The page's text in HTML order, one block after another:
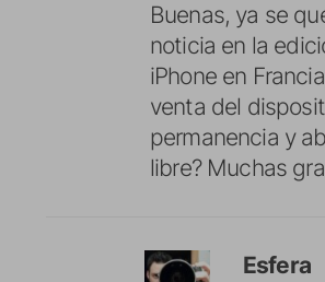
Buenas, ya se
noticia en la
iPhone en
venta del
permanencia y
libre? Muchas
Esfera